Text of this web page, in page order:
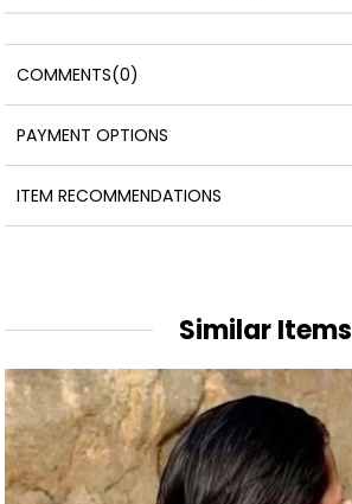
COMMENTS(0)
PAYMENT OPTIONS
ITEM RECOMMENDATIONS
Similar Items